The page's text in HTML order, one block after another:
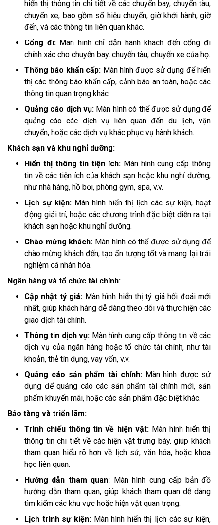
hiển thị thông tin chi tiết về các chuyến bay, chuyến tàu,
chuyến xe, bao gồm số hiệu chuyến, giờ khởi hành, giờ
đến, và các thông tin liên quan khác.
Cổng đi: Màn hình chỉ dẫn hành khách đến cổng đi
chính xác cho chuyến bay, chuyến tàu, chuyến xe của họ.
Thông báo khẩn cấp: Màn hình được sử dụng để hiển
thị các thông báo khẩn cấp, cảnh báo an toàn, hoặc các
thông tin quan trọng khác.
Quảng cáo dịch vụ: Màn hình có thể được sử dụng để
quảng cáo các dịch vụ liên quan đến du lịch, vận
chuyển, hoặc các dịch vụ khác phục vụ hành khách.
Khách sạn và khu nghỉ dưỡng:
Hiển thị thông tin tiện ích: Màn hình cung cấp thông
tin về các tiện ích của khách sạn hoặc khu nghỉ dưỡng,
như nhà hàng, hồ bơi, phòng gym, spa, v.v.
Lịch sự kiện: Màn hình hiển thị lịch các sự kiện, hoạt
động giải trí, hoặc các chương trình đặc biệt diễn ra tại
khách sạn hoặc khu nghỉ dưỡng.
Chào mừng khách: Màn hình có thể được sử dụng để
chào mừng khách đến, tạo ấn tượng tốt và mang lại trải
nghiệm cá nhân hóa.
Ngân hàng và tổ chức tài chính:
Cập nhật tỷ giá: Màn hình hiển thị tỷ giá hối đoái mới
nhất, giúp khách hàng dễ dàng theo dõi và thực hiện các
giao dịch tài chính.
Thông tin dịch vụ: Màn hình cung cấp thông tin về các
dịch vụ của ngân hàng hoặc tổ chức tài chính, như tài
khoản, thẻ tín dụng, vay vốn, v.v.
Quảng cáo sản phẩm tài chính: Màn hình được sử
dụng để quảng cáo các sản phẩm tài chính mới, sản
phẩm khuyến mãi, hoặc các sản phẩm đặc biệt khác.
Bảo tàng và triển lãm:
Trình chiếu thông tin về hiện vật:Màn hình hiển thị
thông tin chi tiết về các hiện vật trưng bày, giúp khách
tham quan hiểu rõ hơn về lịch sử, văn hóa, hoặc khoa
học liên quan.
Hướng dẫn tham quan: Màn hình cung cấp bản đồ
hướng dẫn tham quan, giúp khách tham quan dễ dàng
tìm kiếm các khu vực hoặc hiện vật quan trọng.
Lịch trình sự kiện: Màn hình hiển thị lịch các sự kiện,